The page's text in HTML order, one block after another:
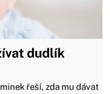
dudlík
řeší, zda mu dávat